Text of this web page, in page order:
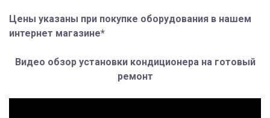
Цены указаны при покупке оборудования в нашем
интернет магазине*
Видео обзор установки кондиционера на готовый
ремонт